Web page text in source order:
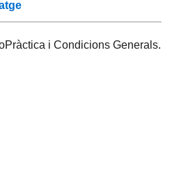
i Condicions Generals.